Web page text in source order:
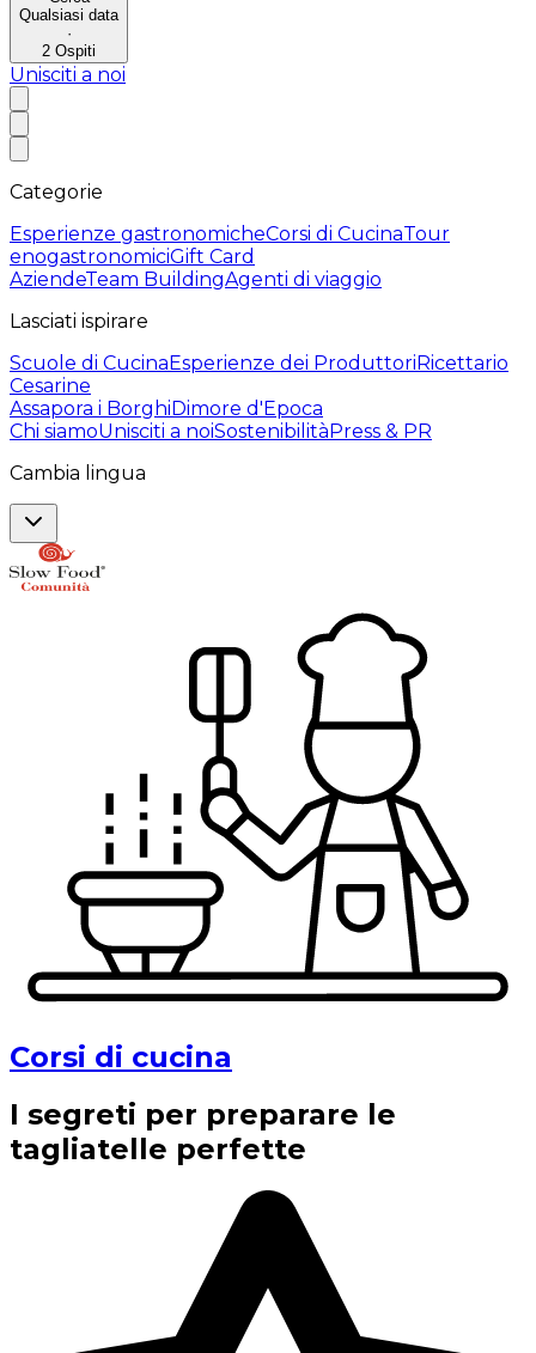
Qualsiasi data
·
2 Ospiti
Unisciti a noi
Categorie
Esperienze gastronomicheCorsi di CucinaTour
enogastronomiciGift Card
AziendeTeam BuildingAgenti di viaggio
Lasciati ispirare
Scuole di CucinaEsperienze dei ProduttoriRicettario
Cesarine
Assapora i BorghiDimore d'Epoca
Chi siamoUnisciti a noiSostenibilitàPress & PR
Cambia lingua
Corsi di cucina
I segreti per preparare le
tagliatelle perfette